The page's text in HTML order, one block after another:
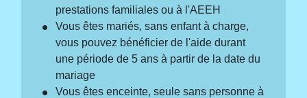
prestations familiales ou à l'AEEH
Vous êtes mariés, sans enfant à charge,
vous pouvez bénéficier de l'aide durant
une période de 5 ans à partir de la date du
mariage
Vous êtes enceinte, seule sans personne à